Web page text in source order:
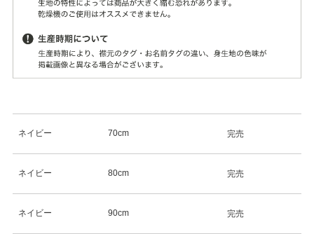
ネイビー 70cm 完売
ネイビー 80cm 完売
ネイビー 90cm 完売